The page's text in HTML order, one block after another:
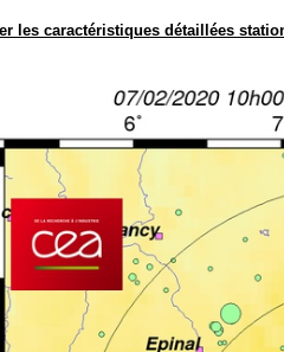
les caractéristiques détaillées